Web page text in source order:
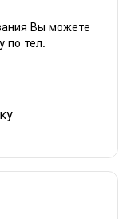
Вы можете
по тел.